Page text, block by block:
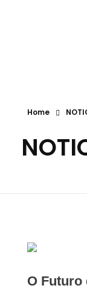
Home
O Futuro